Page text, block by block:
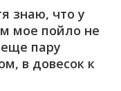
знаю, что у
мое пойло не
еще пару
в довесок к